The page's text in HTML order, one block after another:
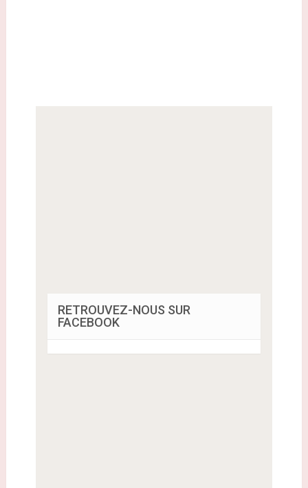
RETROUVEZ-NOUS SUR
FACEBOOK